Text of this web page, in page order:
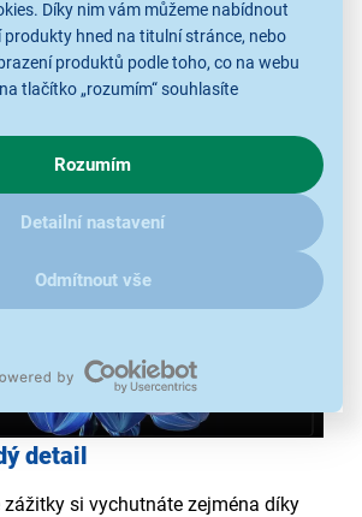
Díky nim vám můžeme nabídnout
produkty hned na titulní stránce, nebo
produktů podle toho, co na webu
tlačítko „rozumím“ souhlasíte
zobrazení cílených reklam. Pokud vás
nás s cookies a dalšími údaji pracujeme,
Rozumím
Detailní nastavení
Odmítnout vše
a detaily. Obraz má rozlišení
to umožňuje přenášet veškeré filmy
s výjimečnou ostrostí a bez
detail
zážitky si vychutnáte zejména díky